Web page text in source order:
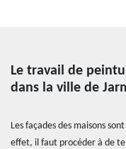
Le travail de
dans la ville de
Les façades des maisons
effet, il faut procéder à de